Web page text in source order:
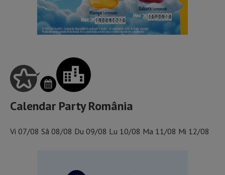
Calendar Party România
Vi 07/08 Sâ 08/08 Du 09/08 Lu 10/08 Ma 11/08 Mi 12/08